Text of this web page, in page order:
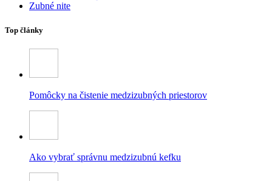
Zubné nite
Top články
Pomôcky na čistenie medzizubných priestorov
Ako vybrať správnu medzizubnú kefku